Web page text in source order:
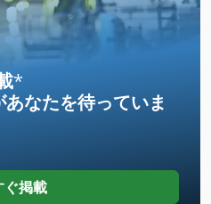
*
あなたを待っていま
ぐ掲載